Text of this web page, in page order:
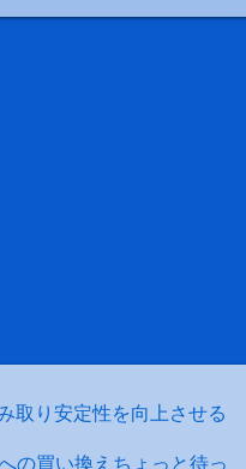
取り安定性を向上させる
の買い換えちょっと待っ